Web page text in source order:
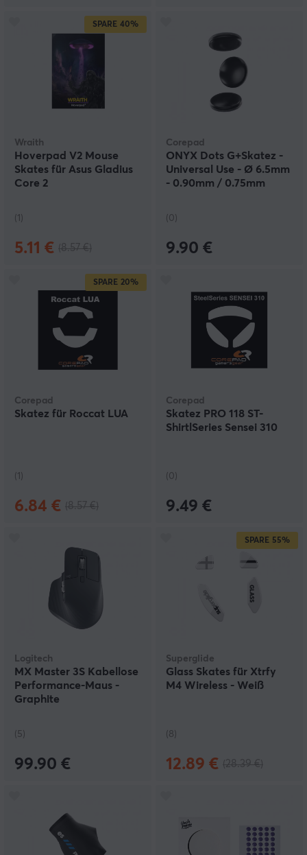
SPARE 40%
Wraith
Hoverpad V2 Mouse
Skates für Asus Gladius
Core 2
(1)
5.11 €
Corepad
ONYX Dots G+Skatez -
Universal Use - Ø 6.5mm
- 0.90mm / 0.75mm
(0)
9.90 €
SPARE 20%
Corepad
Skatez für Roccat LUA
(1)
6.84 €
Corepad
Skatez PRO 118 ST-
ShirtlSeries Sensei 310
(0)
9.49 €
Logitech
MX Master 3S Kabellose
Performance-Maus -
Graphite
(5)
99.90 €
SPARE 55%
Superglide
Glass Skates für Xtrfy
M4 Wireless - Weiß
(8)
12.89 €